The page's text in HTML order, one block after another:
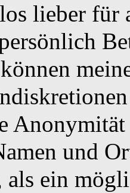
lieber für
und
als ein